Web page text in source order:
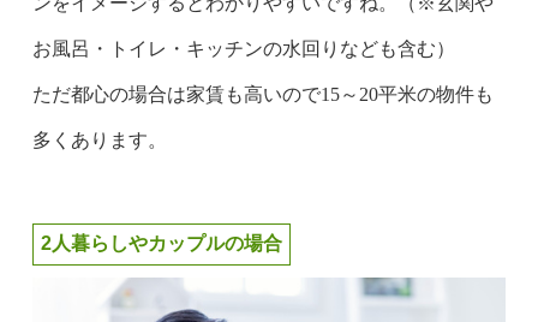
お風呂・トイレ・キッチンの水回りなども含む）
ただ都心の場合は家賃も高いので15～20平米の物件も
多くあります。
2人暮らしやカップルの場合